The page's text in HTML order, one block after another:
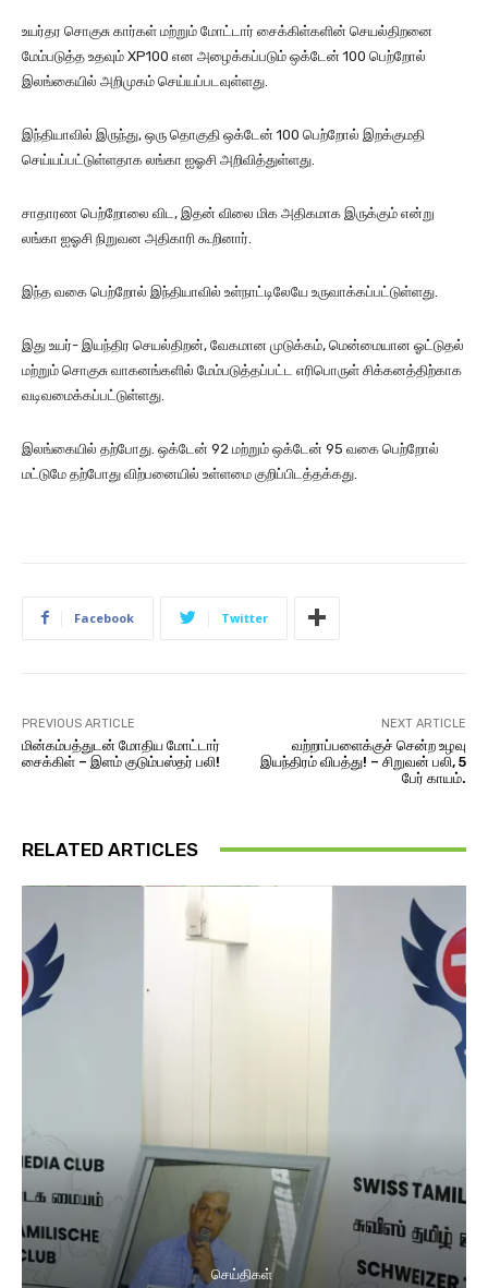
உயர்தர சொகுசு கார்கள் மற்றும் மோட்டார் சைக்கிள்களின் செயல்திறனை
மேம்படுத்த உதவும் XP100 என அழைக்கப்படும் ஒக்டேன் 100 பெற்றோல்
இலங்கையில் அறிமுகம் செய்யப்படவுள்ளது.
இந்தியாவில் இருந்து, ஒரு தொகுதி ஒக்டேன் 100 பெற்றோல் இறக்குமதி
செய்யப்பட்டுள்ளதாக லங்கா ஐஓசி அறிவித்துள்ளது.
சாதாரண பெற்றோலை விட, இதன் விலை மிக அதிகமாக இருக்கும் என்று
லங்கா ஐஓசி நிறுவன அதிகாரி கூறினார்.
இந்த வகை பெற்றோல் இந்தியாவில் உள்நாட்டிலேயே உருவாக்கப்பட்டுள்ளது.
இது உயர்- இயந்திர செயல்திறன், வேகமான முடுக்கம், மென்மையான ஓட்டுதல்
மற்றும் சொகுசு வாகனங்களில் மேம்படுத்தப்பட்ட எரிபொருள் சிக்கனத்திற்காக
வடிவமைக்கப்பட்டுள்ளது.
இலங்கையில் தற்போது. ஒக்டேன் 92 மற்றும் ஒக்டேன் 95 வகை பெற்றோல்
மட்டுமே தற்போது விற்பனையில் உள்ளமை குறிப்பிடத்தக்கது.
Facebook Twitter
PREVIOUS ARTICLE
மின்கம்பத்துடன் மோதிய மோட்டார்
சைக்கிள் – இளம் குடும்பஸ்தர் பலி!
NEXT ARTICLE
வற்றாப்பளைக்குச் சென்ற உழவு
இயந்திரம் விபத்து! – சிறுவன் பலி, 5
பேர் காயம்.
RELATED ARTICLES
செய்திகள்